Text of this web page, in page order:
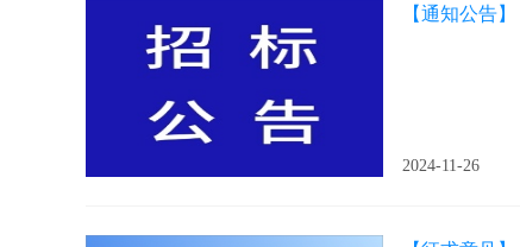
【通知公告】
2024-11-26